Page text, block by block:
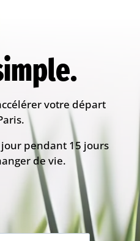
votre départ
jour pendant 15 jours
de vie.